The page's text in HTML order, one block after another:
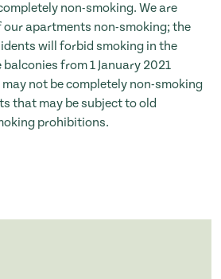
non-smoking. We are
apartments non-smoking; the
will forbid smoking in the
from 1 January 2021
not be completely non-smoking
that may be subject to old
prohibitions.